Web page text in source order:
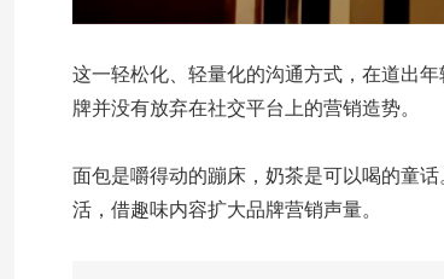
这一轻松化、轻量化的沟通方式，在道出
牌并没有放弃在社交平台上的营销造势。
面包是嚼得动的蹦床，奶茶是可以喝的童
活，借趣味内容扩大品牌营销声量。